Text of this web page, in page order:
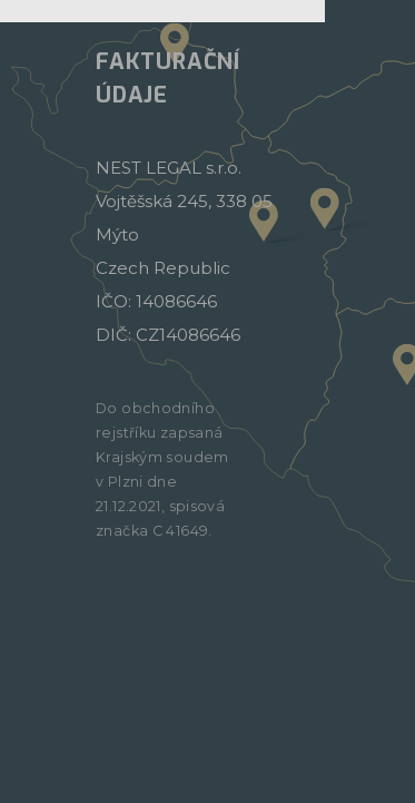
FAKTURAČNÍ
ÚDAJE
NEST LEGAL s.r.o.
Vojtěšská 245, 338 05
Mýto
Czech Republic
IČO: 14086646
DIČ: CZ14086646
Do obchodního
rejstříku zapsaná
Krajským soudem
v Plzni dne
21.12.2021, spisová
značka C 41649.